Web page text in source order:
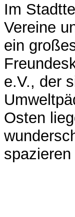
Im
Vereine
ein
e.V., der
Osten